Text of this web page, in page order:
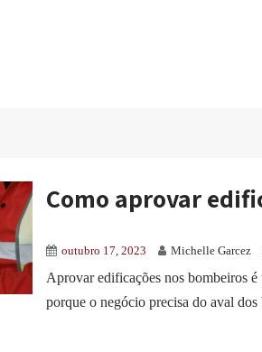
Como aprovar
outubro 17, 2023 Michelle Garcez
Aprovar edificações nos bombeiros
porque o negócio precisa do aval dos